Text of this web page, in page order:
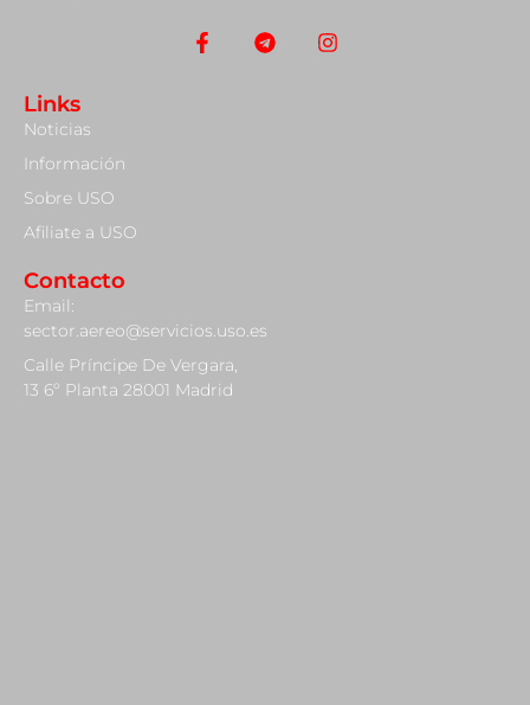
Links
Noticias
Información
Sobre USO
Afiliate a USO
Contacto
Email:
sector.aereo@servicios.uso.es
Calle Príncipe De Vergara,
13 6º Planta 28001 Madrid